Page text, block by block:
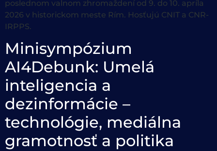
poslednom valnom zhromaždení od 9. do 10. apríla
2026 v historickom meste Rím. Hosťujú CNIT a CNR-
IRPPS.
Minisympózium
AI4Debunk: Umelá
inteligencia a
dezinformácie –
technológie, mediálna
gramotnosť a politika